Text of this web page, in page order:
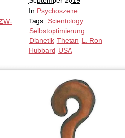
In Psychoszene
Tags: Scientology
Selbstoptimierung
Dianetik Thetan L. Ron
Hubbard USA